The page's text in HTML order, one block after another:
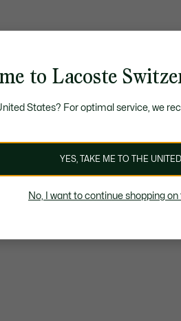
to Lacoste
States? For optimal service, we
YES, TAKE ME TO THE
No, I want to continue shopping